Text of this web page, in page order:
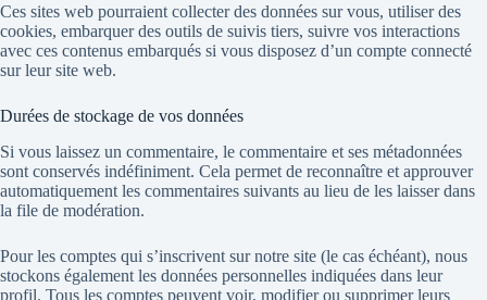
Ces sites web pourraient collecter des données sur vous, utiliser des
cookies, embarquer des outils de suivis tiers, suivre vos interactions
avec ces contenus embarqués si vous disposez d’un compte connecté
sur leur site web.
Durées de stockage de vos données
Si vous laissez un commentaire, le commentaire et ses métadonnées
sont conservés indéfiniment. Cela permet de reconnaître et approuver
automatiquement les commentaires suivants au lieu de les laisser dans
la file de modération.
Pour les comptes qui s’inscrivent sur notre site (le cas échéant), nous
stockons également les données personnelles indiquées dans leur
profil. Tous les comptes peuvent voir, modifier ou supprimer leurs